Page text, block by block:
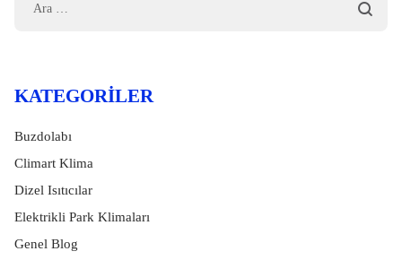
KATEGORILER
Buzdolabı
Climart Klima
Dizel Isıtıcılar
Elektrikli Park Klimaları
Genel Blog